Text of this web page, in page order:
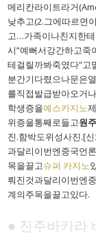
메리칸라이트라거
낮추고(2.그에따르면
고…가족이나친지한
시”예뻐서강간하고
테걸릴까봐죽였다”고
분간기다렸으나문은
를직접발급받아오거
학생증을예스카지노
위증을통째로들고원
진.함박도위성사진.[
과달리이번엔중국언
목을끌고슈퍼 카지노
뤄진것과달리이번엔
계의주목을끌고있다.
● 진주바카라